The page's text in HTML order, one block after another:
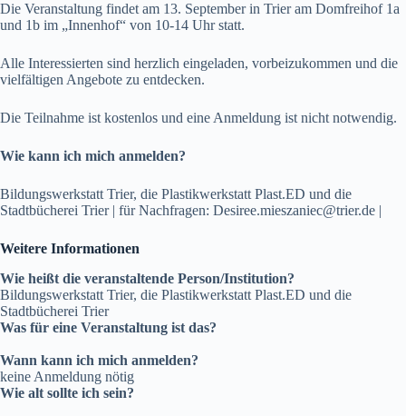
Die Veranstaltung findet am 13. September in Trier am Domfreihof 1a
und 1b im „Innenhof“ von 10-14 Uhr statt.
Alle Interessierten sind herzlich eingeladen, vorbeizukommen und die
vielfältigen Angebote zu entdecken.
Die Teilnahme ist kostenlos und eine Anmeldung ist nicht notwendig.
Wie kann ich mich anmelden?
Bildungswerkstatt Trier, die Plastikwerkstatt Plast.ED und die
Stadtbücherei Trier | für Nachfragen: Desiree.mieszaniec@trier.de |
Weitere Informationen
Wie heißt die veranstaltende Person/Institution?
Bildungswerkstatt Trier, die Plastikwerkstatt Plast.ED und die
Stadtbücherei Trier
Was für eine Veranstaltung ist das?
Wann kann ich mich anmelden?
keine Anmeldung nötig
Wie alt sollte ich sein?